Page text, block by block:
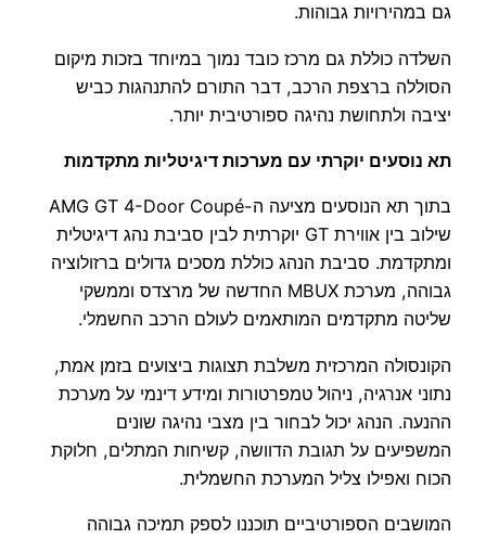
גם במהירויות גבוהות.
השלדה כוללת גם מרכז כובד נמוך במיוחד בזכות מיקום
הסוללה ברצפת הרכב, דבר התורם להתנהגות כביש
יציבה ולתחושת נהיגה ספורטיבית יותר.
תא נוסעים יוקרתי עם מערכות דיגיטליות מתקדמות
בתוך תא הנוסעים מציעה ה-AMG GT 4-Door Coupé
שילוב בין אווירת GT יוקרתית לבין סביבת נהג דיגיטלית
ומתקדמת. סביבת הנהג כוללת מסכים גדולים ברזולוציה
גבוהה, מערכת MBUX החדשה של מרצדס וממשקי
שליטה מתקדמים המותאמים לעולם הרכב החשמלי.
הקונסולה המרכזית משלבת תצוגות ביצועים בזמן אמת,
נתוני אנרגיה, ניהול טמפרטורות ומידע דינמי על מערכת
ההנעה. הנהג יכול לבחור בין מצבי נהיגה שונים
המשפיעים על תגובת הדוושה, קשיחות המתלים, חלוקת
הכוח ואפילו צליל המערכת החשמלית.
המושבים הספורטיביים תוכננו לספק תמיכה גבוהה